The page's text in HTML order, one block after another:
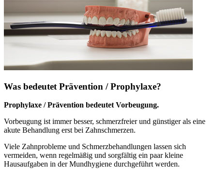
Was bedeutet Prävention / Prophylaxe?
Prophylaxe / Prävention bedeutet Vorbeugung.
Vorbeugung ist immer besser, schmerzfreier und günstiger als eine
akute Behandlung erst bei Zahnschmerzen.
Viele Zahnprobleme und Schmerzbehandlungen lassen sich
vermeiden, wenn regelmäßig und sorgfältig ein paar kleine
Hausaufgaben in der Mundhygiene durchgeführt werden.